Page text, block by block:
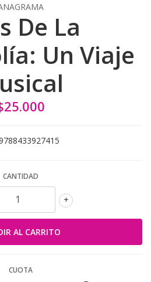
De La
Un Viaje
CANTIDAD
+
CUOTA